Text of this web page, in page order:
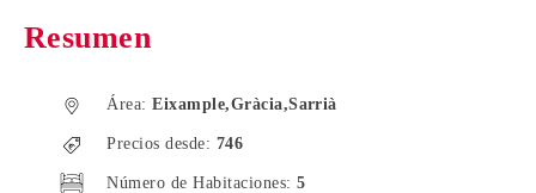
Resumen
Área: Eixample,Gràcia,Sarrià
Precios desde: 746
Número de Habitaciones: 5